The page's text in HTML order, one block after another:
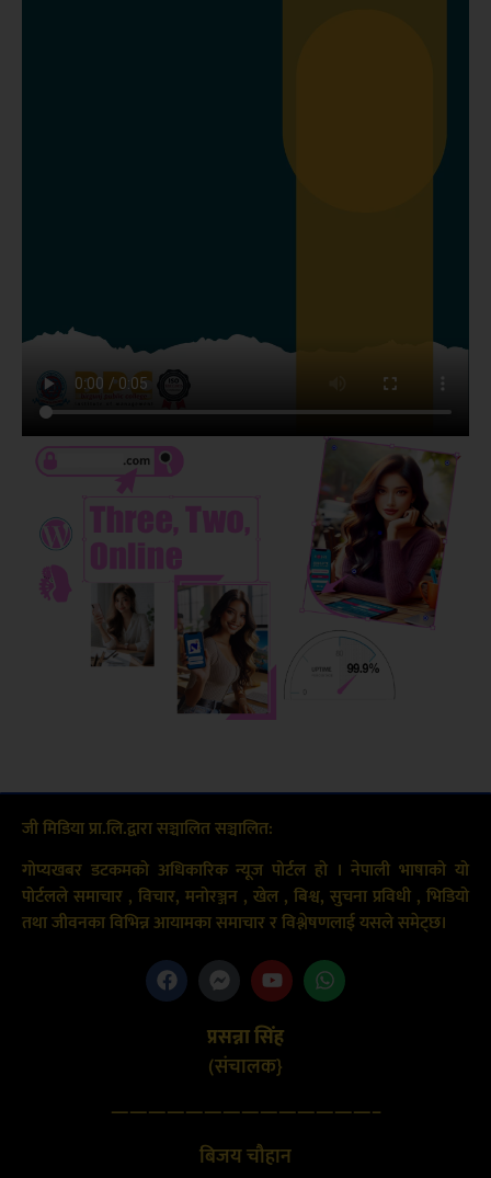
जी मिडिया प्रा.लि.द्वारा सञ्चालित सञ्चालित:
गोप्यखबर डटकमको अधिकारिक न्यूज पोर्टल हो । नेपाली भाषाको यो
पोर्टलले समाचार , विचार, मनोरञ्जन , खेल , बिश्व, सुचना प्रविधी , भिडियो
तथा जीवनका विभिन्न आयामका समाचार र विश्लेषणलाई यसले समेट्छ।
प्रसन्ना सिंह
(संचालक}
——————————————–
बिजय चौहान